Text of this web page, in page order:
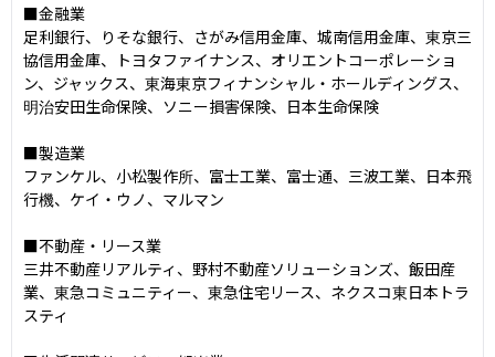
■金融業
足利銀行、りそな銀行、さがみ信用金庫、城南信用金庫、東京三
協信用金庫、トヨタファイナンス、オリエントコーポレーショ
ン、ジャックス、東海東京フィナンシャル・ホールディングス、
明治安田生命保険、ソニー損害保険、日本生命保険
■製造業
ファンケル、小松製作所、富士工業、富士通、三波工業、日本飛
行機、ケイ・ウノ、マルマン
■不動産・リース業
三井不動産リアルティ、野村不動産ソリューションズ、飯田産
業、東急コミュニティー、東急住宅リース、ネクスコ東日本トラ
スティ